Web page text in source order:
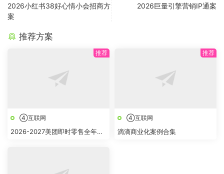
2026小红书38好心情小会招商方
案
2026巨量引擎营销IP通案
推荐方案
④互联网
2026-2027美团即时零售全年节
④互联网
滴滴商业化案例合集